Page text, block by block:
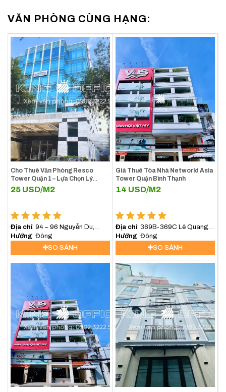
VĂN PHÒNG CÙNG HẠNG:
Cho Thuê Văn Phòng Resco
Tower Quận 1 – Lựa Chọn Lý
Tưởng Cho Doanh Nghiệp Tại
Trung Tâm TP.HCM
25 USD/M2
Địa chỉ: 94 – 96 Nguyễn Du,
Phường Sài Gòn (Phường Bến
Nghé, Quận 1)
Hướng : Đông
SO SÁNH
Giá Thuê Tòa Nhà Networld Asia
Tower Quận Bình Thạnh
14 USD/M2
Địa chỉ: 369B-369C Lê Quang
Định, Phường Bình Lợi Trung,
(Bình Thạnh) TP.HCM
Hướng : Đông
SO SÁNH